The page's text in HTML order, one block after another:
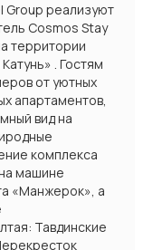
Group реализуют
Cosmos Stay
территории
. Гостям
от уютных
апартаментов,
вид на
комплекса
машине
«Манжерок», а
Тавдинские